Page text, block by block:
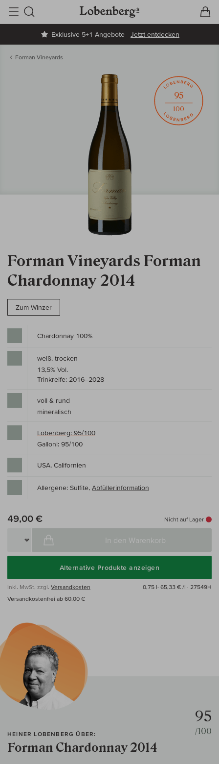
Exklusive 5+1 Angebote Jetzt entdecken
Suche
Forman Vineyards
Forman Vineyards Forman
Chardonnay 2014
Zum Winzer
95
100
Chardonnay 100%
weiß, trocken
13,5% Vol.
Trinkreife: 2016–2028
voll & rund
mineralisch
Lobenberg: 95/100
Galloni: 95/100
USA, Californien
Allergene: Sulfite, Abfüllerinformation
49,00 € Nicht auf Lager
In den Warenkorb
Alternative Produkte anzeigen
inkl. MwSt, zzgl. Versandkosten 0,75 l· 65,33 € /l · 27549H
Versandkostenfrei ab 60,00 €
HEINER LOBENBERG ÜBER:
Forman Chardonnay 2014
95
/100